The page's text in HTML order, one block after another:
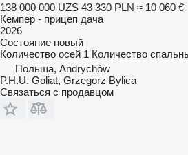
138 000 000 UZS 43 330 PLN ≈ 10 060 €
Кемпер - прицеп дача
2026
Состояние новый
Количество осей 1 Количество
Польша, Andrychów
P.H.U. Goliat, Grzegorz Bylica
Связаться с продавцом